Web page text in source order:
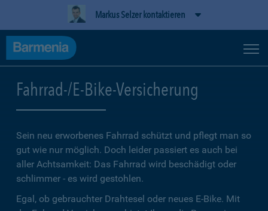
Markus Selzer kontaktieren
Fahrrad-/E-Bike-Versicherung
Sein neu erworbenes Fahrrad schützt und pflegt man so
gut wie nur möglich. Doch leider passiert es auch bei
aller Achtsamkeit: Das Fahrrad wird beschädigt oder
schlimmer - es wird gestohlen.
Egal, ob gebrauchter Drahtesel oder neues E-Bike. Mit